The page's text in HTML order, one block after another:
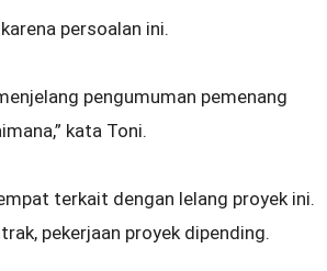
persoalan ini.
pengumuman pemenang
kata Toni.
terkait dengan lelang proyek ini.
pekerjaan proyek dipending.